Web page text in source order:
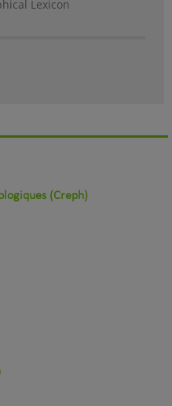
Lexicon
(Creph)